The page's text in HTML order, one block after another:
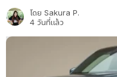
โดย Sakura P.
4 วันที่แล้ว